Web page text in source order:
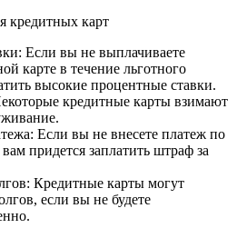
кредитных карт
Если вы не выплачиваете
карте в течение льготного
высокие процентные ставки.
кредитные карты взимают
Если вы не внесете платеж по
придется заплатить штраф за
Кредитные карты могут
если вы не будете